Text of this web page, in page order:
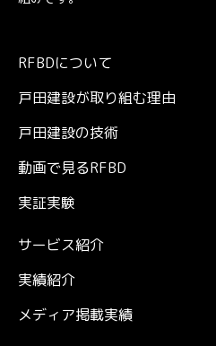
RFBDについて
戸田建設が取り組む理由
戸田建設の技術
動画で見るRFBD
実証実験
サービス紹介
実績紹介
メディア掲載実績